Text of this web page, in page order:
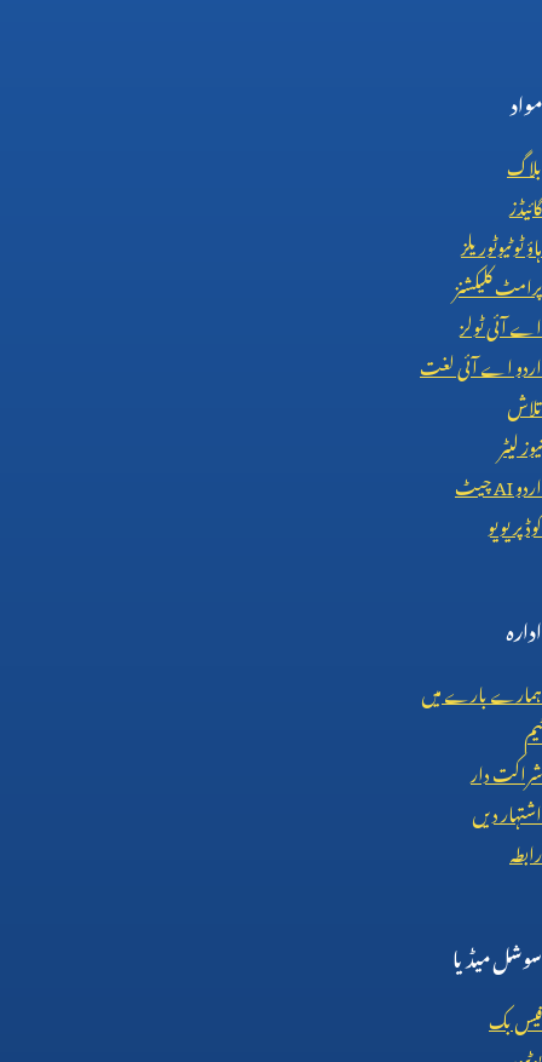
مواد
بلاگ
گائیڈز
ہاؤ ٹو ٹیوٹوریلز
پرامٹ کلیکشنز
اے آئی ٹولز
اردو اے آئی لغت
تلاش
نیوز لیٹر
اردوAIچیٹ
کوڈ پریویو
ادارہ
ہمارے بارے میں
ٹیم
شراکت دار
اشتہار دیں
رابطہ
سوشل میڈیا
فیس بک